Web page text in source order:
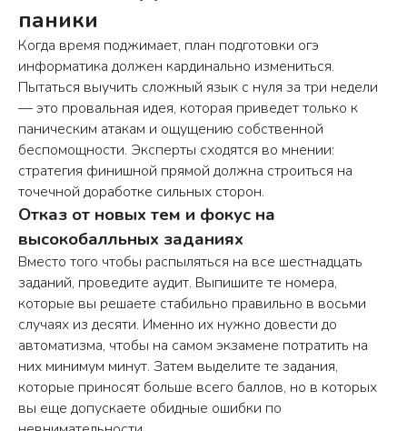
паники
Когда время поджимает, план подготовки огэ
информатика должен кардинально измениться.
Пытаться выучить сложный язык с нуля за три недели
— это провальная идея, которая приведет только к
паническим атакам и ощущению собственной
беспомощности. Эксперты сходятся во мнении:
стратегия финишной прямой должна строиться на
точечной доработке сильных сторон.
Отказ от новых тем и фокус на
высокобалльных заданиях
Вместо того чтобы распыляться на все шестнадцать
заданий, проведите аудит. Выпишите те номера,
которые вы решаете стабильно правильно в восьми
случаях из десяти. Именно их нужно довести до
автоматизма, чтобы на самом экзамене потратить на
них минимум минут. Затем выделите те задания,
которые приносят больше всего баллов, но в которых
вы еще допускаете обидные ошибки по